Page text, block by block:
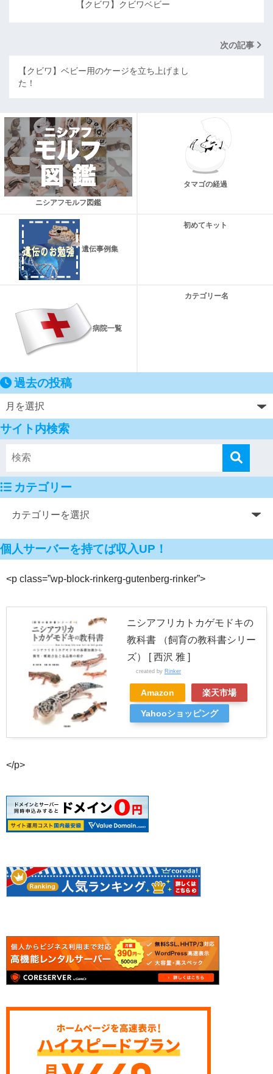
【クビワ】クビワベビー
次の記事
【クビワ】ベビー用のケージを立ち上げまし
た！
ニシアフモルフ図鑑
タマゴの経過
遺伝事例集
初めてキット
病院一覧
カテゴリー名
過去の投稿
サイト内検索
カテゴリー
個人サーバーを持てば収入UP！
<p class=”wp-block-rinkerg-gutenberg-rinker”>
ニシアフリカトカゲモドキの
教科書 （飼育の教科書シリー
ズ） [ 西沢 雅 ]
created by Rinker
Amazon 楽天市場
Yahooショッピング
</p>